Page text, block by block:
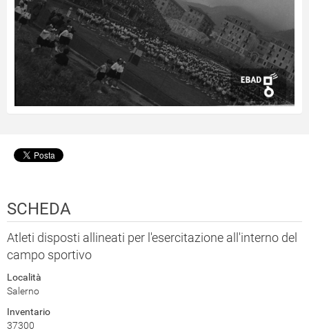
SCHEDA
Atleti disposti allineati per l'esercitazione all'interno del
campo sportivo
Località
Salerno
Inventario
37300